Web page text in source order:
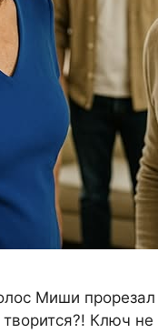
Миши прорезал
Ключ